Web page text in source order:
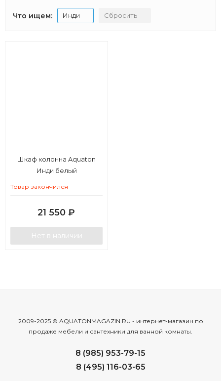
Что ищем: Инди Сбросить
Шкаф колонна Aquaton
Инди белый
Товар закончился
21 550 ₽
Нет в наличии
2009-2025 © AQUATONMAGAZIN.RU - интернет-магазин по
продаже мебели и сантехники для ванной комнаты.
8 (985) 953-79-15
8 (495) 116-03-65